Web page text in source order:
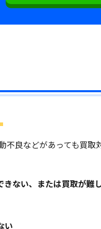
良などがあっても買取
きない、または買取が難
い